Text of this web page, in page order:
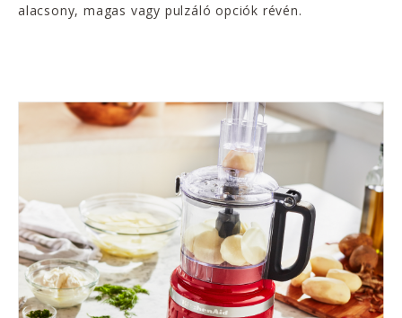
alacsony, magas vagy pulzáló opciók révén.